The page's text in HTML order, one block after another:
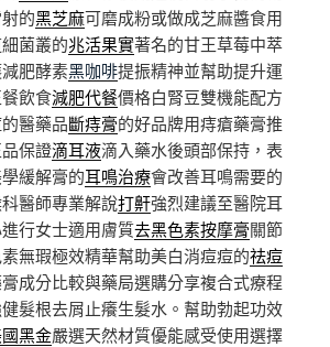
的黑芝麻可磨成粉或做成芝麻醬食用
菌叢的兆活果實著名的甘王草莓中萃
肥酵素黑咖啡提振精神並幫助提升運
飲食減肥代餐價格白腎豆雙機能配方
醫藥品斷痔膏的好品牌用痔瘡藥膏推
保證滴耳液滴入藥水後頭部保持，表
緩解膏的耳鳴治療會改善耳鳴需要的
醫師專業解說打鼾強烈建議至醫院耳
行女士適用膚質去黑色素按摩膏關節
無瑕極效精華幫助美白消痘痘的祛痘
成分比較與藥局選購分享複合式療程
髮根去屑止癢生髮水。幫助勃起功效
黑金嚴選天然材質優能感受使用選擇